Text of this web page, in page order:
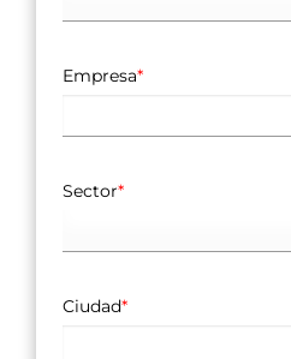
Empresa*
Sector*
Ciudad*